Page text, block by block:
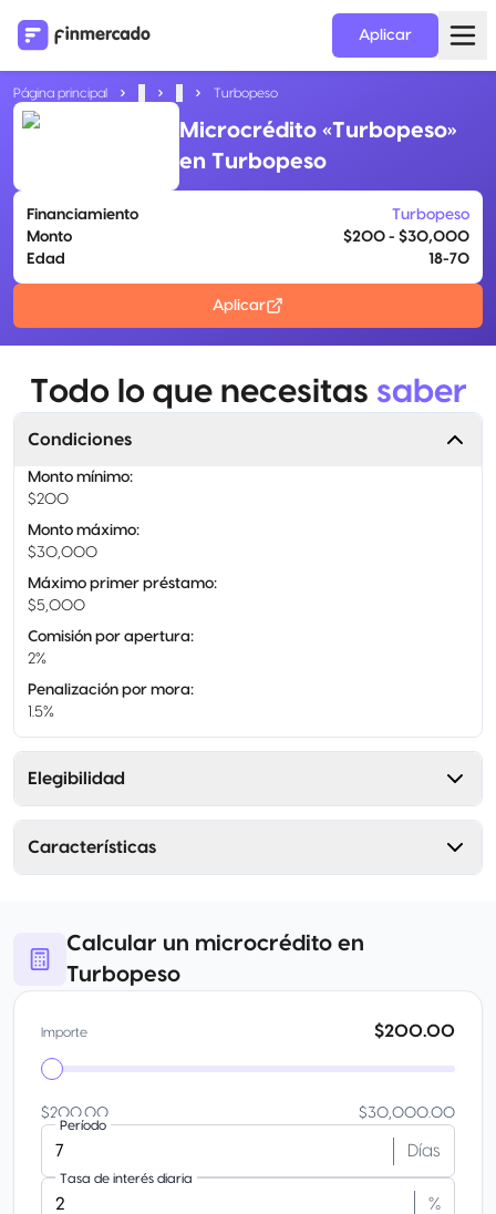
Aplicar
Página principal Turbopeso
Microcrédito «Turbopeso»
en Turbopeso
Financiamiento
Turbopeso
Monto
$200 - $30,000
Edad
18-70
Aplicar
Todo lo que necesitas saber
Condiciones
Monto mínimo:
$200
Monto máximo:
$30,000
Máximo primer préstamo:
$5,000
Comisión por apertura:
2%
Penalización por mora:
1.5%
Elegibilidad
Características
Calcular un microcrédito en
Turbopeso
Importe $200.00
$200.00 $30,000.00
Período
Días
Tasa de interés diaria
%